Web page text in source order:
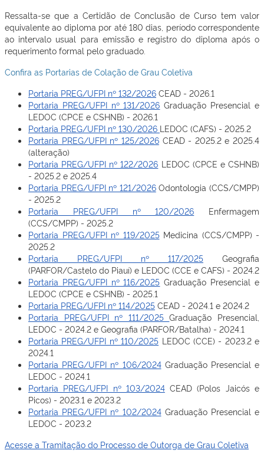
Ressalta-se que a Certidão de Conclusão de Curso tem valor
equivalente ao diploma por até 180 dias, período correspondente
ao intervalo usual para emissão e registro do diploma após o
requerimento formal pelo graduado.
Confira as Portarias de Colação de Grau Coletiva
Portaria PREG/UFPI nº 132/2026 CEAD - 2026.1
Portaria PREG/UFPI nº 131/2026 Graduação Presencial e
LEDOC (CPCE e CSHNB) - 2026.1
Portaria PREG/UFPI nº 130/2026 LEDOC (CAFS) - 2025.2
Portaria PREG/UFPI nº 125/2026CEAD - 2025.2 e 2025.4
(alteração)
Portaria PREG/UFPI nº 122/2026 LEDOC (CPCE e CSHNB)
- 2025.2 e 2025.4
Portaria PREG/UFPI nº 121/2026Odontologia (CCS/CMPP)
- 2025.2
Portaria PREG/UFPI nº 120/2026 Enfermagem
(CCS/CMPP) - 2025.2
Portaria PREG/UFPI nº 119/2025Medicina (CCS/CMPP) -
2025.2
Portaria PREG/UFPI nº 117/2025 Geografia
(PARFOR/Castelo do Piauí) e LEDOC (CCE e CAFS) - 2024.2
Portaria PREG/UFPI nº 116/2025 Graduação Presencial e
LEDOC (CPCE e CSHNB) - 2025.1
Portaria PREG/UFPI nº 114/2025 CEAD - 2024.1 e 2024.2
Portaria PREG/UFPI nº 111/2025Graduação Presencial,
LEDOC - 2024.2 e Geografia (PARFOR/Batalha) - 2024.1
Portaria PREG/UFPI nº 110/2025 LEDOC (CCE) - 2023.2 e
2024.1
Portaria PREG/UFPI nº 106/2024Graduação Presencial e
LEDOC - 2024.1
Portaria PREG/UFPI nº 103/2024CEAD (Polos Jaicós e
Picos) - 2023.1 e 2023.2
Portaria PREG/UFPI nº 102/2024Graduação Presencial e
LEDOC - 2023.2
Acesse a Tramitação do Processo de Outorga de Grau Coletiva